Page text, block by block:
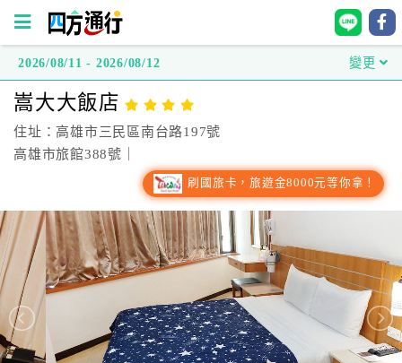
方
通
行
台
灣
房
2026/08/11 - 2026/08/12 變更
嵩大大飯店
住址：高雄市三民區南台路197號
高雄市旅館388號｜
刷國旅卡，旅遊金8000元等你拿！